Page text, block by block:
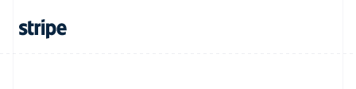
English
Frankrijk